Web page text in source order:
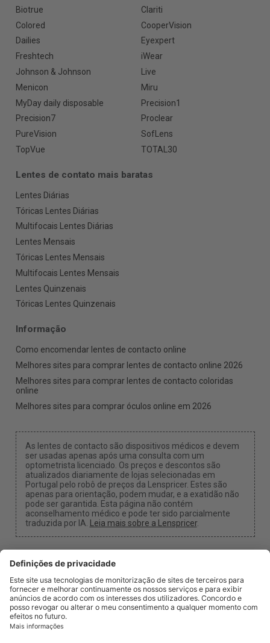
Biotrue
Clariti
Colored
CooperVision
Dailies
Eyexpert
Freshtech
iWear
Johnson & Johnson
Live
Menicon
Miru
MyDay daily disposable
Precision1
Precision7
Proclear
PureVision
SofLens
TopVue
TOTAL30
Lentes de contato mais baratas
Lentes Diárias
Tóricas Lentes Diárias
Multifocais Lentes Diárias
Lentes Mensais
Tóricas Lentes Mensais
Multifocais Lentes Mensais
Lentes Quinzenais
Tóricas Lentes Quinzenais
Informação
Como encomendar lentes de contacto online
Melhores sites para comprar lentes de contacto online 2026
Melhores sites para comprar lentes de contacto coloridas
online
Melhores sites para comprar óculos online em 2026
As lentes de contacto são dispositivos médicos e devem
ser usadas apenas após uma consulta com um
optometrista licenciado. Os preços e descontos são
atualizados diariamente de lojas selecionadas em
Portugal pelo robô de preços da Lenspricer. Estes são
apenas para orientação, podem mudar, e a exatidão não
pode ser garantida. Esta página não contém
aconselhamento médico e pode ter sido parcialmente
traduzida por IA. Leia mais sobre a Lenspricer.
Configurações de Cookies
Podemos receber uma comissão se usar um dos